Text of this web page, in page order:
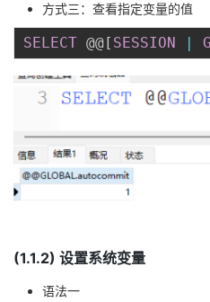
方式三：查看指定变量的值
SELECT @@ [ SESSION
(1.1.2) 设置系统变量
语法一